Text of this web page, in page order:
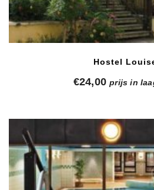
Hostel
€24,00 prijs in